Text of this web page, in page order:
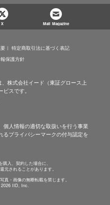
X Mail Magazine
特定商取引法に基づく表記
保護方針
株式会社イード（東証グロース上
スです。
個人情報の適切な取扱いを行う事業
るプライバシーマークの付与認定を
入、契約した場合に、
元されることがあります。
真・画像の無断転載を禁じます。
IID, Inc.